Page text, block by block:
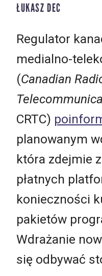
ŁUKASZ DEC
Regulator
medialno-
(Canadian
CRTC)
planowanym
która zdejmie
płatnych
konieczności
pakietów
Wdrażanie
się odbywać